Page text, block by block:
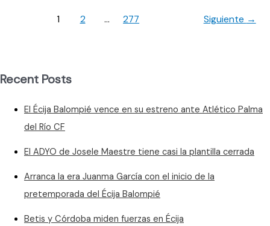
en
el
fichaje
1 2 … 277 Siguiente →
Recent Posts
El Écija Balompié vence en su estreno ante Atlético Palma
del Río CF
El ADYO de Josele Maestre tiene casi la plantilla cerrada
Arranca la era Juanma García con el inicio de la
pretemporada del Écija Balompié
Betis y Córdoba miden fuerzas en Écija